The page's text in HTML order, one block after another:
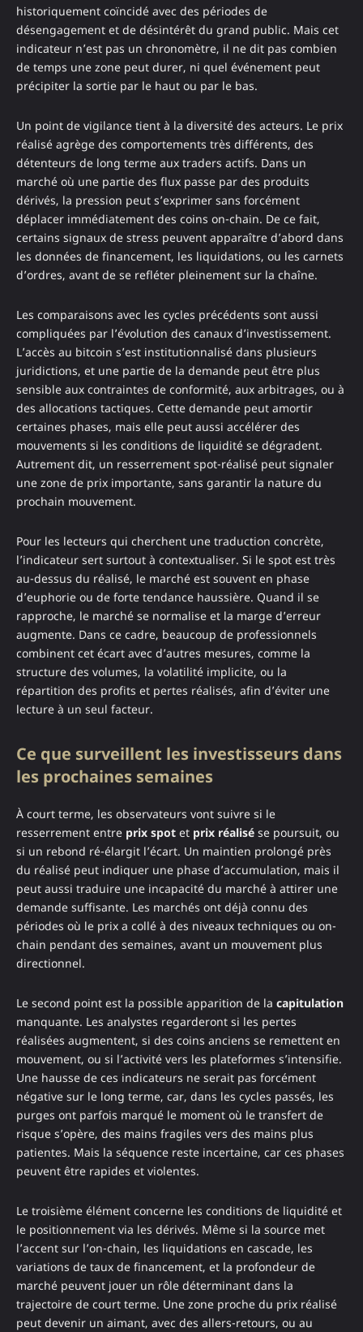
historiquement coïncidé avec des périodes de
désengagement et de désintérêt du grand public. Mais cet
indicateur n’est pas un chronomètre, il ne dit pas combien
de temps une zone peut durer, ni quel événement peut
précipiter la sortie par le haut ou par le bas.
Un point de vigilance tient à la diversité des acteurs. Le prix
réalisé agrège des comportements très différents, des
détenteurs de long terme aux traders actifs. Dans un
marché où une partie des flux passe par des produits
dérivés, la pression peut s’exprimer sans forcément
déplacer immédiatement des coins on-chain. De ce fait,
certains signaux de stress peuvent apparaître d’abord dans
les données de financement, les liquidations, ou les carnets
d’ordres, avant de se refléter pleinement sur la chaîne.
Les comparaisons avec les cycles précédents sont aussi
compliquées par l’évolution des canaux d’investissement.
L’accès au bitcoin s’est institutionnalisé dans plusieurs
juridictions, et une partie de la demande peut être plus
sensible aux contraintes de conformité, aux arbitrages, ou à
des allocations tactiques. Cette demande peut amortir
certaines phases, mais elle peut aussi accélérer des
mouvements si les conditions de liquidité se dégradent.
Autrement dit, un resserrement spot-réalisé peut signaler
une zone de prix importante, sans garantir la nature du
prochain mouvement.
Pour les lecteurs qui cherchent une traduction concrète,
l’indicateur sert surtout à contextualiser. Si le spot est très
au-dessus du réalisé, le marché est souvent en phase
d’euphorie ou de forte tendance haussière. Quand il se
rapproche, le marché se normalise et la marge d’erreur
augmente. Dans ce cadre, beaucoup de professionnels
combinent cet écart avec d’autres mesures, comme la
structure des volumes, la volatilité implicite, ou la
répartition des profits et pertes réalisés, afin d’éviter une
lecture à un seul facteur.
Ce que surveillent les investisseurs dans
les prochaines semaines
À court terme, les observateurs vont suivre si le
resserrement entre prix spot et prix réalisé se poursuit, ou
si un rebond ré-élargit l’écart. Un maintien prolongé près
du réalisé peut indiquer une phase d’accumulation, mais il
peut aussi traduire une incapacité du marché à attirer une
demande suffisante. Les marchés ont déjà connu des
périodes où le prix a collé à des niveaux techniques ou on-
chain pendant des semaines, avant un mouvement plus
directionnel.
Le second point est la possible apparition de la capitulation
manquante. Les analystes regarderont si les pertes
réalisées augmentent, si des coins anciens se remettent en
mouvement, ou si l’activité vers les plateformes s’intensifie.
Une hausse de ces indicateurs ne serait pas forcément
négative sur le long terme, car, dans les cycles passés, les
purges ont parfois marqué le moment où le transfert de
risque s’opère, des mains fragiles vers des mains plus
patientes. Mais la séquence reste incertaine, car ces phases
peuvent être rapides et violentes.
Le troisième élément concerne les conditions de liquidité et
le positionnement via les dérivés. Même si la source met
l’accent sur l’on-chain, les liquidations en cascade, les
variations de taux de financement, et la profondeur de
marché peuvent jouer un rôle déterminant dans la
trajectoire de court terme. Une zone proche du prix réalisé
peut devenir un aimant, avec des allers-retours, ou au